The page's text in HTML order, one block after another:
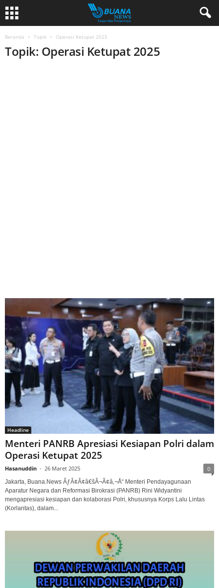
Beranda Topik Operasi Ketupat 2025
Topik: Operasi Ketupat 2025
Headline
Menteri PANRB Apresiasi Kesiapan Polri dalam
Operasi Ketupat 2025
Hasanuddin - 26 Maret 2025 0
Jakarta, Buana.News ÃƒÂ¢Ã¢â€šÂ¬Ã¢â‚¬Å“ Menteri Pendayagunaan
Aparatur Negara dan Reformasi Birokrasi (PANRB) Rini Widyantini
mengapresiasi kesiapan dan kolaborasi Polri, khususnya Korps Lalu Lintas
(Korlantas), dalam...